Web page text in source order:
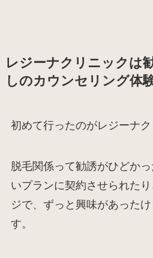
レジーナクリニックは
しのカウンセリング体
初めて行ったのがレジーナク
脱毛関係って勧誘がひどか
いプランに契約させられた
ジで、ずっと興味があった
す。